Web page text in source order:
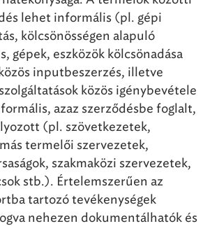
lehet informális (pl. gépi
kölcsönösségen alapuló
gépek, eszközök kölcsönadása
inputbeszerzés, illetve
közös igénybevétele
azaz szerződésbe foglalt,
(pl. szövetkezetek,
termelői szervezetek,
szakmaközi szervezetek,
stb.). Értelemszerűen az
tartozó tevékenységek
nehezen dokumentálhatók és